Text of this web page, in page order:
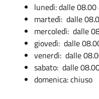
lunedì: dalle
martedì: dalle
mercoledì: dalle
giovedì: dalle
venerdì: dalle
sabato: dalle
domenica: chiuso